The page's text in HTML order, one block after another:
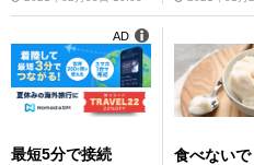
最短5分で接続
AD
食べない